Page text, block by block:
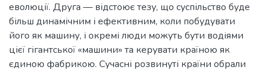
еволюції. Друга — відстоює тезу, що суспільство буде
більш динамічним і ефективним, коли побудувати
його як машину, і окремі люди можуть бути водіями
цієї гігантської «машини» та керувати країною як
єдиною фабрикою. Сучасні розвинуті країни обрали